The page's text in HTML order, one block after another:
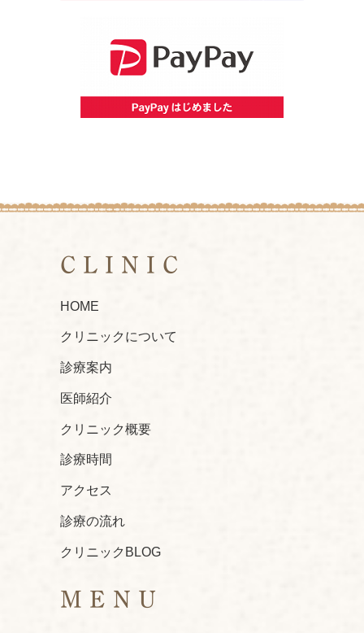
CLINIC
HOME
クリニックについて
診療案内
医師紹介
クリニック概要
診療時間
アクセス
診療の流れ
クリニックBLOG
MENU